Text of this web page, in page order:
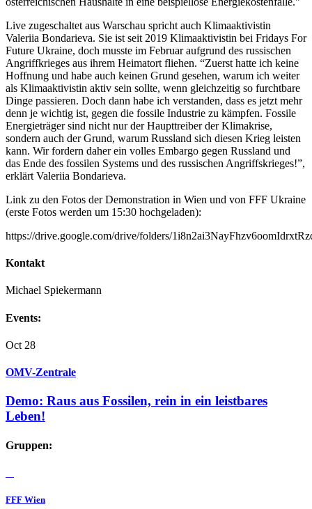
Live zugeschaltet aus Warschau spricht auch Klimaaktivistin
Valeriia Bondarieva. Sie ist seit 2019 Klimaaktivistin bei Fridays For
Future Ukraine, doch musste im Februar aufgrund des russischen
Angriffkrieges aus ihrem Heimatort fliehen. “Zuerst hatte ich keine
Hoffnung und habe auch keinen Grund gesehen, warum ich weiter
als Klimaaktivistin aktiv sein sollte, wenn gleichzeitig so furchtbare
Dinge passieren. Doch dann habe ich verstanden, dass es jetzt mehr
denn je wichtig ist, gegen die fossile Industrie zu kämpfen. Fossile
Energieträger sind nicht nur der Haupttreiber der Klimakrise,
sondern auch der Grund, warum Russland sich diesen Krieg leisten
kann. Wir fordern daher ein volles Embargo gegen Russland und
das Ende des fossilen Systems und des russischen Angriffskrieges!”,
erklärt Valeriia Bondarieva.
Link zu den Fotos der Demonstration in Wien und von FFF Ukraine
(erste Fotos werden um 15:30 hochgeladen):
https://drive.google.com/drive/folders/
Kontakt
Michael Spiekermann
Events:
Oct 28
OMV-Zentrale
Demo: Raus aus Fossilen, rein in ein leistbares
Leben!
Gruppen:
FFF Wien